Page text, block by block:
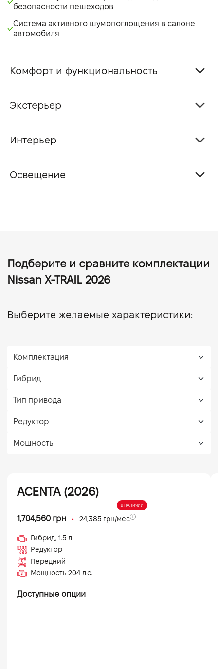
безопасности пешеходов
Система активного шумопоглощения в салоне
автомобиля
Комфорт и функциональность
Экстерьер
Интерьер
Освещение
Подберите и сравните комплектации
Nissan X-TRAIL 2026
Выберите желаемые характеристики:
ACENTA (2026)
В НАЛИЧИИ
1,704,560 грн • 24,385 грн/мес
Гибрид, 1.5 л
Редуктор
Передний
Мощность 204 л.с.
Доступные опции